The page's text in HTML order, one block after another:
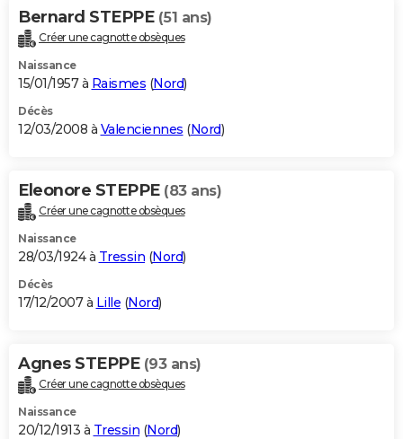
Bernard STEPPE (51 ans)
Créer une cagnotte obsèques
Naissance
15/01/1957 à Raismes (Nord)
Décès
12/03/2008 à Valenciennes (Nord)
Eleonore STEPPE (83 ans)
Créer une cagnotte obsèques
Naissance
28/03/1924 à Tressin (Nord)
Décès
17/12/2007 à Lille (Nord)
Agnes STEPPE (93 ans)
Créer une cagnotte obsèques
Naissance
20/12/1913 à Tressin (Nord)